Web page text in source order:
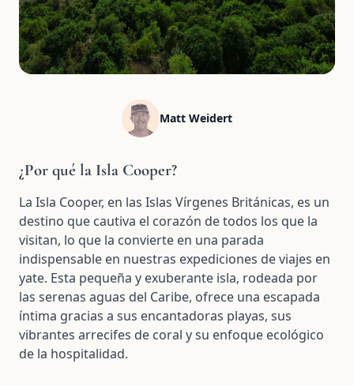
Matt Weidert
¿Por qué la Isla Cooper?
La Isla Cooper, en las Islas Vírgenes Británicas, es un
destino que cautiva el corazón de todos los que la
visitan, lo que la convierte en una parada
indispensable en nuestras expediciones de viajes en
yate. Esta pequeña y exuberante isla, rodeada por
las serenas aguas del Caribe, ofrece una escapada
íntima gracias a sus encantadoras playas, sus
vibrantes arrecifes de coral y su enfoque ecológico
de la hospitalidad.